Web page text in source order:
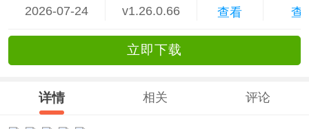
2026-07-24 v1.26.0.66 查看 查
立即下载
详情 相关 评论